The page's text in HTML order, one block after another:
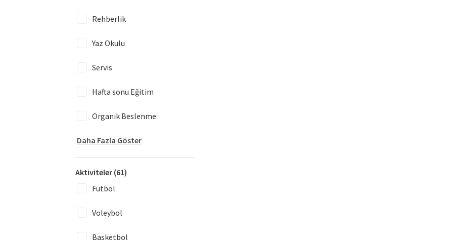
Rehberlik
Yaz Okulu
Servis
Hafta sonu Eğitim
Organik Beslenme
Daha Fazla Göster
Aktiviteler (61)
Futbol
Voleybol
Basketbol